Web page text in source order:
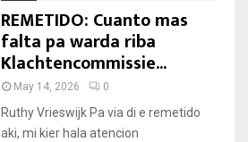
REMETIDO: Cuanto mas
falta pa warda riba
Klachtencommissie...
May 14, 2026 0
Ruthy Vrieswijk Pa via di e remetido
aki, mi kier hala atencion